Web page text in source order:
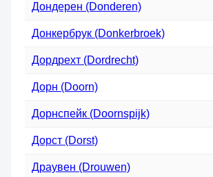
Дондерен (Donderen)
Донкербрук (Donkerbroek)
Дордрехт (Dordrecht)
Дорн (Doorn)
Дорнспейк (Doornspijk)
Дорст (Dorst)
Драувен (Drouwen)